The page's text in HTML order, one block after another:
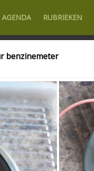
AGENDA RUBRIEKEN
benzinemeter